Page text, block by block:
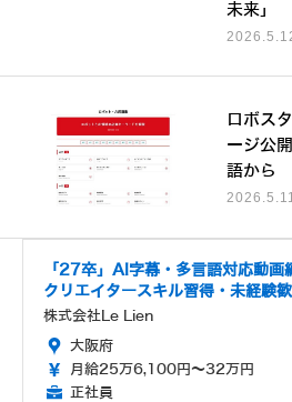
未来」
ロボス
ージ公
語から
「27卒」AI字幕・多言語対応動
クリエイタースキル習得・未経験
株式会社Le Lien
大阪府
月給25万6,100円～32万円
正社員